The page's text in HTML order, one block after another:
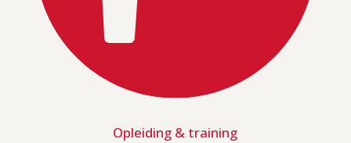
Opleiding & training